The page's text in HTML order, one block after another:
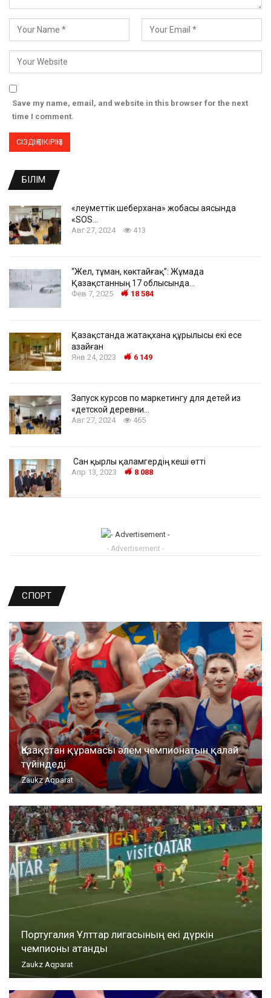
Save my name, email, and website in this browser for the next
time I comment.
БІЛІМ
«Әлеуметтік шеберхана» жобасы аясында
«SOS…
Авг 27, 2024 413
“Жел, тұман, көктайғақ”: Жұмада
Қазақстанның 17 облысында…
Фев 7, 2025 18 584
Қазақстанда жатақхана құрылысы екі есе
азайған
Янв 24, 2023 6 149
Запуск курсов по маркетингу для детей из
«детской деревни…
Авг 27, 2024 465
Сан қырлы қаламгердің кеші өтті
Апр 13, 2023 8 088
- Advertisement -
СПОРТ
Қазақстан құрамасы әлем чемпионатын қалай
түйіндеді
Zaukz Aqparat
Португалия Ұлттар лигасының екі дүркін
чемпионы атанды
Zaukz Aqparat